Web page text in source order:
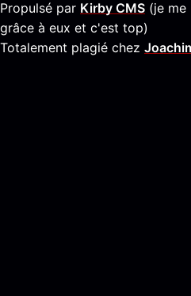
Propulsé par Kirby CMS (je me
grâce à eux et c'est top)
Totalement plagié chez